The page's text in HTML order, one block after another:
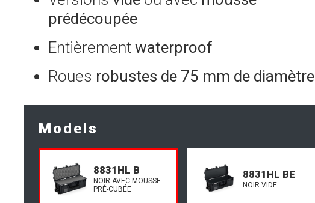
prédécoupée
Entièrement waterproof
Roues robustes de 75 mm de diamètre
Models
8831HL B
NOIR AVEC MOUSSE
PRÉ-CUBÉE
8831HL BE
NOIR VIDE